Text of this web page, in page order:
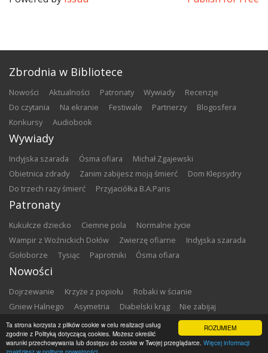
ROZUMIEM
Ta strona korzysta z plików cookie w celu realizacji usług
zgodnie z Polityką dotyczącą cookies. Możesz określić
warunki przechowywania lub dostępu do cookie w Twojej przeglądarce. Więcej informacji
Zbrodnia w Bibliotece
nowości aktualności patronaty wywiady
recenzje
do czytania
na ekranie festiwale partnerzy
blogosfera
konkursy
audiobook
Wywiady
Indyjska szarada Ósma ofiara
Michał Zgajewski
Obietnica zdrady
Zanim zabijesz moją śmierć
Dom Klepsydry
Do trzech razy śmierć
Przyjaciółka B.A.Paris
Patronaty
Kukułcze dziecko Ciemne pola
Normalne życie
Wampir z Woźnickich Dołów
Zwierzę ofiarne
Indyjska szarada
Gołoborze
Tysiąc Paprotniki Ósma ofiara
Nowości
Dojrzewanie Krzyże z popiołu
Robaki w ścianie
Gniew Halnego
Asymetria Diabelski krąg
Nie zabijaj
Dowody zbrodni
Zemsta Matki chrzestne
Copyright ©2026Zbrodnia w Bibliotece